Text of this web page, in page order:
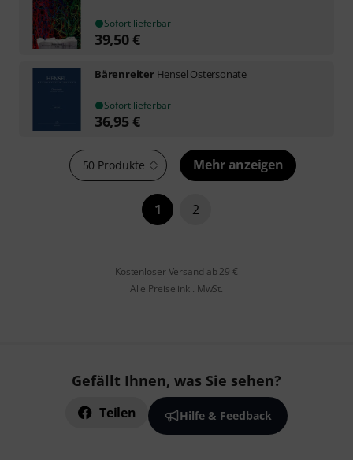
Sofort lieferbar
39,50€
Bärenreiter Hensel Ostersonate
Sofort lieferbar
36,95€
50 Produkte Mehr anzeigen
1 2
Kostenloser Versand ab 29 €
Alle Preise inkl. MwSt.
Gefällt Ihnen, was Sie sehen?
Teilen Hilfe & Feedback